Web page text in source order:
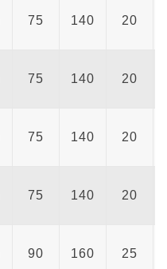
75 140 20
75 140 20
75 140 20
75 140 20
90 160 25